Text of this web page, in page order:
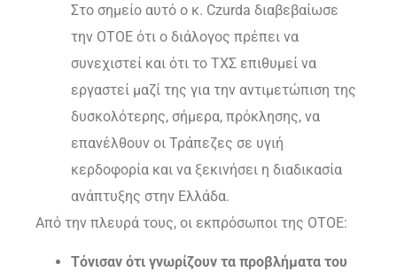
Στο σημείο αυτό ο κ. Czurda διαβεβαίωσε
την ΟΤΟΕ ότι ο διάλογος πρέπει να
συνεχιστεί και ότι το ΤΧΣ επιθυμεί να
εργαστεί μαζί της για την αντιμετώπιση της
δυσκολότερης, σήμερα, πρόκλησης, να
επανέλθουν οι Τράπεζες σε υγιή
κερδοφορία και να ξεκινήσει η διαδικασία
ανάπτυξης στην Ελλάδα.
Από την πλευρά τους, οι εκπρόσωποι της ΟΤΟΕ:
Τόνισαν ότι γνωρίζουν τα προβλήματα του